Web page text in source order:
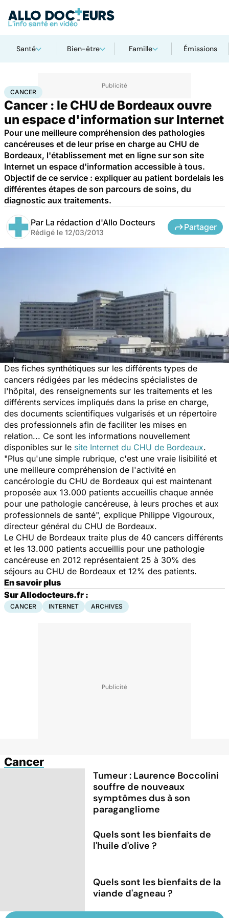
Santé Bien-être Famille Émissions
AccueilSanté Cancer
CANCER
Cancer : le CHU de Bordeaux ouvre
un espace d'information sur Internet
Pour une meilleure compréhension des pathologies
cancéreuses et de leur prise en charge au CHU de
Bordeaux, l'établissement met en ligne sur son site
Internet un espace d'information accessible à tous.
Objectif de ce service : expliquer au patient bordelais les
différentes étapes de son parcours de soins, du
diagnostic aux traitements.
Par La rédaction d'Allo Docteurs
Rédigé le 12/03/2013
Partager
Des fiches synthétiques sur les différents types de
cancers rédigées par les médecins spécialistes de
l'hôpital, des renseignements sur les traitements et les
différents services impliqués dans la prise en charge,
des documents scientifiques vulgarisés et un répertoire
des professionnels afin de faciliter les mises en
relation... Ce sont les informations nouvellement
disponibles sur le site Internet du CHU de Bordeaux.
"Plus qu'une simple rubrique, c'est une vraie lisibilité et
une meilleure compréhension de l'activité en
cancérologie du CHU de Bordeaux qui est maintenant
proposée aux 13.000 patients accueillis chaque année
pour une pathologie cancéreuse, à leurs proches et aux
professionnels de santé", explique Philippe Vigouroux,
directeur général du CHU de Bordeaux.
Le CHU de Bordeaux traite plus de 40 cancers différents
et les 13.000 patients accueillis pour une pathologie
cancéreuse en 2012 représentaient 25 à 30% des
séjours au CHU de Bordeaux et 12% des patients.
En savoir plus
Sur Allodocteurs.fr :
CANCER INTERNET ARCHIVES
Cancer
Tumeur : Laurence Boccolini
souffre de nouveaux
symptômes dus à son
paragangliome
Quels sont les bienfaits de
l'huile d'olive ?
Quels sont les bienfaits de la
viande d'agneau ?